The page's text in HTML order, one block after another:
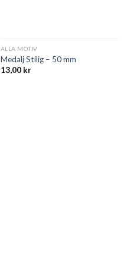
ALLA MOTIV
Medalj Stilig – 50 mm
13,00 kr